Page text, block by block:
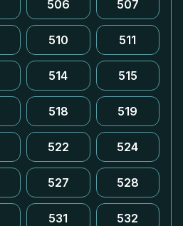
506 507
510 511
514 515
518 519
522 524
527 528
531 532